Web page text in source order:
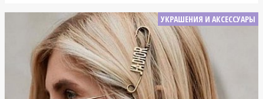
УКРАШЕНИЯ И АКСЕССУАРЫ